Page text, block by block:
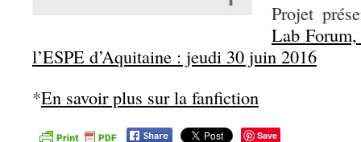
Projet
Lab
l’ESPE d’Aquitaine : jeudi 30 juin 2016
*En savoir plus sur la fanfiction
Save